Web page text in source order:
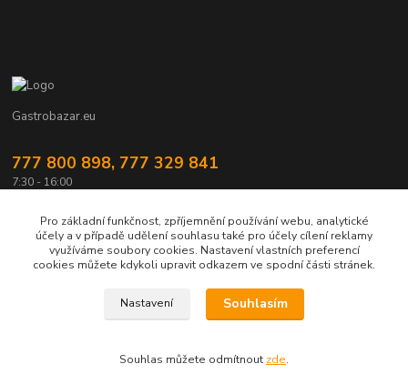
Gastrobazar.eu
777 800 898, 777 329 841
7:30 - 16:00
gastrozeho@gastrozeho.cz
Pro základní funkčnost, zpříjemnění používání webu, analytické
účely a v případě udělení souhlasu také pro účely cílení reklamy
využíváme soubory cookies. Nastavení vlastních preferencí
cookies můžete kdykoli upravit odkazem ve spodní části stránek.
Nastavení Souhlasím
Souhlas můžete odmítnout zde.